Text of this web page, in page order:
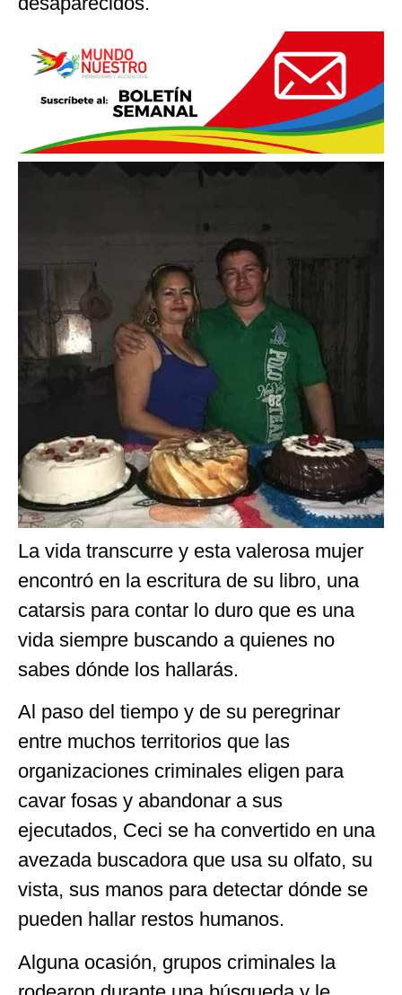
La vida transcurre y esta valerosa mujer
encontró en la escritura de su libro, una
catarsis para contar lo duro que es una
vida siempre buscando a quienes no
sabes dónde los hallarás.
Al paso del tiempo y de su peregrinar
entre muchos territorios que las
organizaciones criminales eligen para
cavar fosas y abandonar a sus
ejecutados, Ceci se ha convertido en una
avezada buscadora que usa su olfato, su
vista, sus manos para detectar dónde se
pueden hallar restos humanos.
Alguna ocasión, grupos criminales la